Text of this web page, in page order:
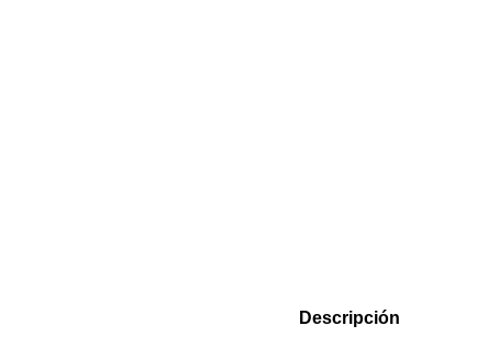
Descripción